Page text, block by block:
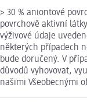
> 30 % aniontové
povrchově aktivní
výživové údaje
některých případech
bude doručený. V
důvodů vyhovovat,
našimi Všeobecnými